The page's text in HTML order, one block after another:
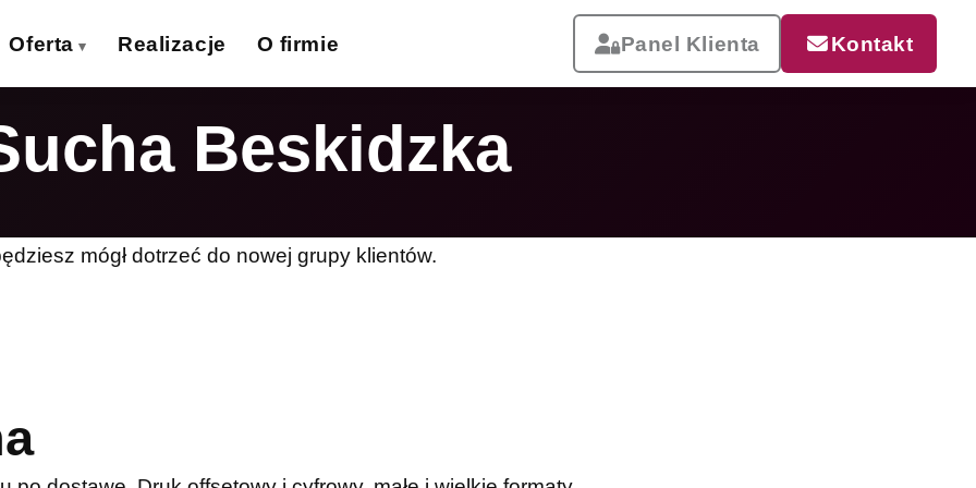
Oferta
› Ulotki
wielkoformat. › Naklejki ›
Zobacz całą ofertę
Realizacje O firmie Panel Klienta Kontakt
Beskidzka
mógł dotrzeć do nowej grupy klientów.